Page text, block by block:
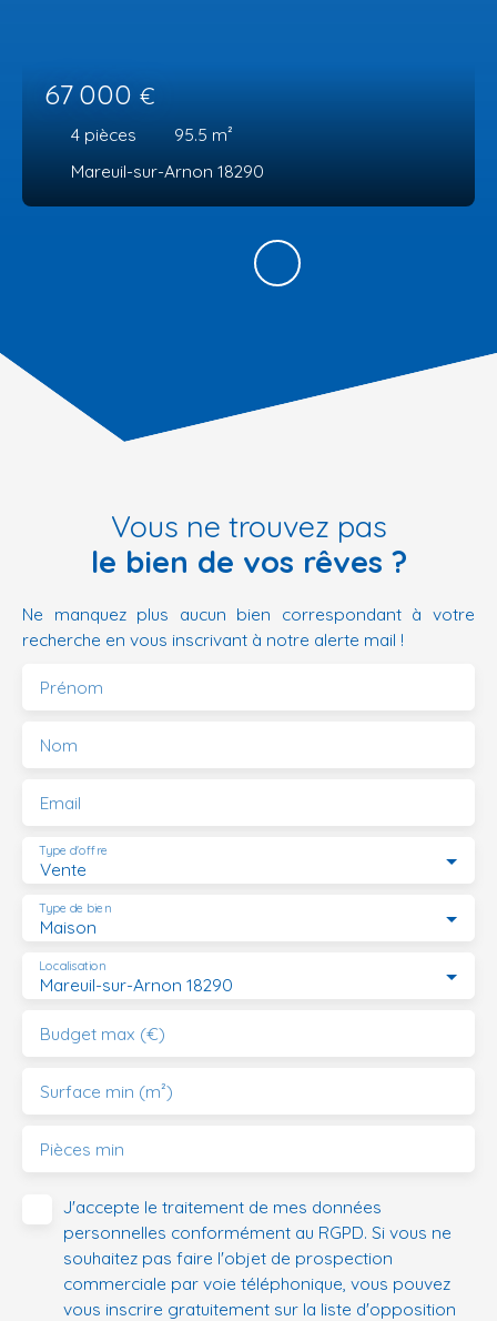
67 000 €
4 pièces 95.5 m²
Mareuil-sur-Arnon 18290
Vous ne trouvez pas
le bien de vos rêves ?
Ne manquez plus aucun bien correspondant à votre
recherche en vous inscrivant à notre alerte mail !
Prénom
Nom
Email
Vente
Type d'offre
Maison
Type de bien
Mareuil-sur-Arnon 18290
Localisation
Budget max (€)
Surface min (m²)
Pièces min
J'accepte le traitement de mes données
personnelles conformément au RGPD. Si vous ne
souhaitez pas faire l'objet de prospection
commerciale par voie téléphonique, vous pouvez
vous inscrire gratuitement sur la liste d'opposition